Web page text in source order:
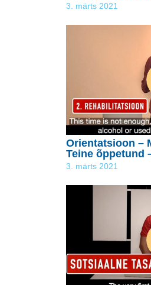
3. märts 2021
Orientatsioon –
Teine õppetund
3. märts 2021